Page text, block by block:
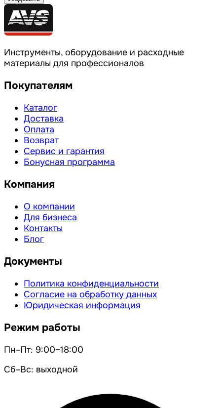
Инструменты, оборудование и расходные
материалы для профессионалов
Покупателям
Каталог
Доставка
Оплата
Возврат
Сервис и гарантия
Бонусная программа
Компания
О компании
Для бизнеса
Контакты
Блог
Документы
Политика конфиденциальности
Согласие на обработку данных
Юридическая информация
Режим работы
Пн–Пт: 9:00–18:00
Сб–Вс: выходной